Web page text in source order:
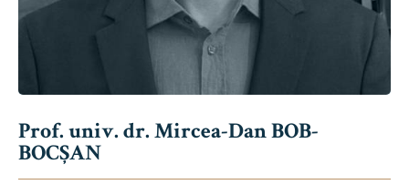
Prof. univ. dr. Mircea-Dan BOB-
BOCȘAN